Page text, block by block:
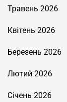
Травень 2026
Квітень 2026
Березень 2026
Лютий 2026
Січень 2026